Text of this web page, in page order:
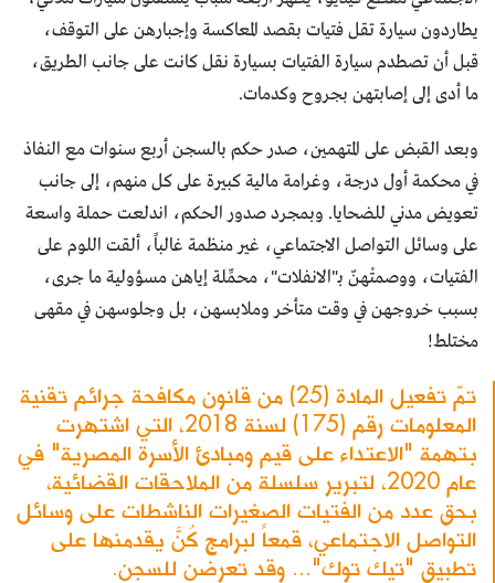
يطاردون سيارة تقل فتيات بقصد المعاكسة وإجبارهن على التوقف،
قبل أن تصطدم سيارة الفتيات بسيارة نقل كانت على جانب الطريق،
ما أدى إلى إصابتهن بجروح وكدمات.
وبعد القبض على المتهمين، صدر حكم بالسجن أربع سنوات مع النفاذ
في محكمة أول درجة، وغرامة مالية كبيرة على كل منهم، إلى جانب
تعويض مدني للضحايا. وبمجرد صدور الحكم، اندلعت حملة واسعة
على وسائل التواصل الاجتماعي، غير منظمة غالباً، ألقت اللوم على
الفتيات، ووصمتْهنّ بـ"الانفلات"، محمِّلة إياهن مسؤولية ما جرى،
بسبب خروجهن في وقت متأخر وملابسهن، بل وجلوسهن في مقهى
مختلط!
تمّ تفعيل المادة (25) من قانون مكافحة جرائم تقنية
المعلومات رقم (175) لسنة 2018، التي اشتهرت
بتهمة "الاعتداء على قيم ومبادئ الأسرة المصرية" في
عام 2020، لتبرير سلسلة من الملاحقات القضائية،
بحق عدد من الفتيات الصغيرات الناشطات على وسائل
التواصل الاجتماعي، قمعاً لبرامج كُنَّ يقدمنها على
تطبيق "تيك توك"... وقد تعرضن للسجن.